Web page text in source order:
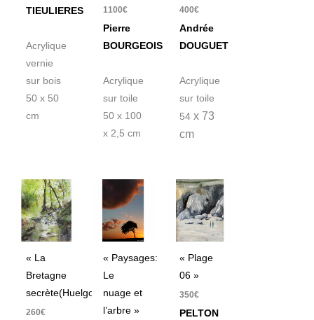
TIEULIERES
Acrylique
vernie
sur bois
50 x 50
cm
1100€
Pierre
BOURGEOIS
Acrylique
sur toile
50 x 100
x 2,5 cm
400€
Andrée
DOUGUET
Acrylique
sur toile
54 x 73
cm
« La
Bretagne
secrète(Huelgoat) »
260€
« Paysages:
Le
nuage et
l’arbre »
Plage
de
prix :
350€
à
500€
« Plage
06 »
350€
PELTON